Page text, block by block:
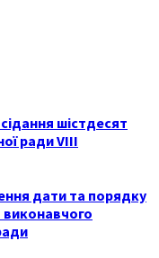
шістдесят
ради VIII
дати та порядку
виконавчого